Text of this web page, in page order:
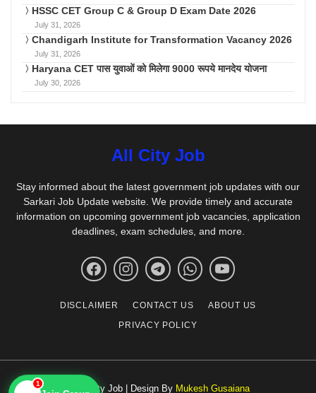
HSSC CET Group C & Group D Exam Date 2026
July 31, 2026
Chandigarh Institute for Transformation Vacancy 2026
July 31, 2026
Haryana CET पास युवाओं को मिलेगा 9000 रूपये मानदेय योजना
July 30, 2026
All City Job
Stay informed about the latest government job updates with our
Sarkari Job Update website. We provide timely and accurate
information on upcoming government job vacancies, application
deadlines, exam schedules, and more.
DISCLAIMER CONTACT US
ABOUT US
PRIVACY POLICY
© All City Job | Design By Mukesh Gusaiana
1